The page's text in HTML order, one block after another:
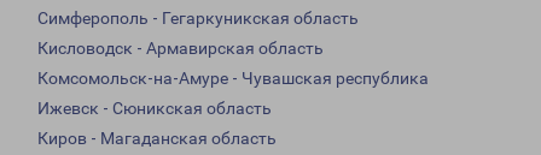
Симферополь - Гегаркуникская область
Кисловодск - Армавирская область
Комсомольск-на-Амуре - Чувашская республика
Ижевск - Сюникская область
Киров - Магаданская область